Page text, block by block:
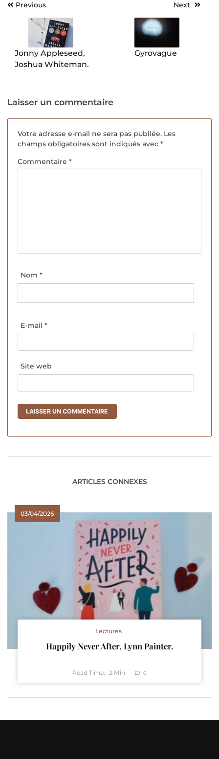
Navigation
l’article
Previous
Jonny Appleseed,
Joshua Whiteman.
Next
Gyrovague
Laisser un commentaire
Votre adresse e-mail ne sera pas publiée. Les
champs obligatoires sont indiqués avec *
Commentaire *
Nom *
E-mail *
Site web
ARTICLES CONNEXES
03/04/2026
Lectures
Happily Never After, Lynn Painter.
Read Time: 2 Min 0